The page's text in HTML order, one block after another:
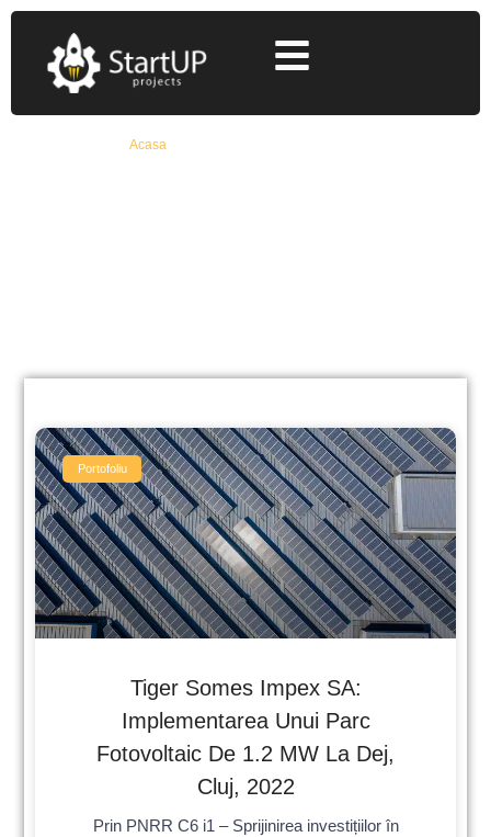
Acasa»
Portofoliu
Tiger Somes Impex SA:
Implementarea Unui Parc
Fotovoltaic De 1.2 MW La Dej,
Cluj, 2022
Prin PNRR C6 i1 – Sprijinirea investițiilor în